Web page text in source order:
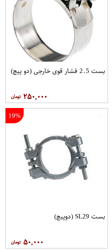
بست 2.5 فشار قوی خارجی (دو پیچ)
۲۵۰,۰۰۰
19%
بست SL29 (دوپیچ)
۵۰,۰۰۰